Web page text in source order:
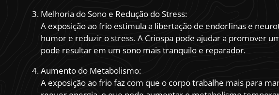
Melhoria do Sono e Redução do Stress:
A exposição ao frio estimula a libertação de endorfinas e
humor e reduzir o stress. A Criospa pode ajudar a promover
pode resultar em um sono mais tranquilo e reparador.
Aumento do Metabolismo:
A exposição ao frio faz com que o corpo trabalhe mais para